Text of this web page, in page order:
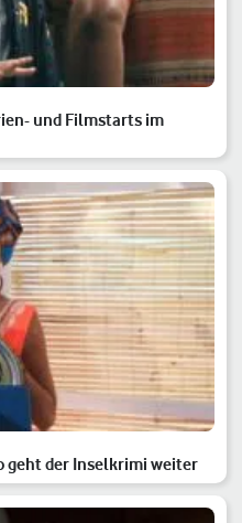
und Filmstarts im
geht der Inselkrimi weiter